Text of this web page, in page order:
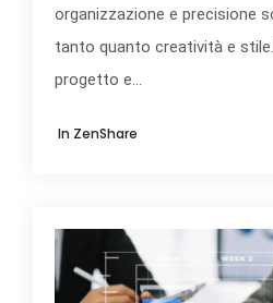
organizzazione e precisione
tanto quanto creatività e
progetto e...
In ZenShare